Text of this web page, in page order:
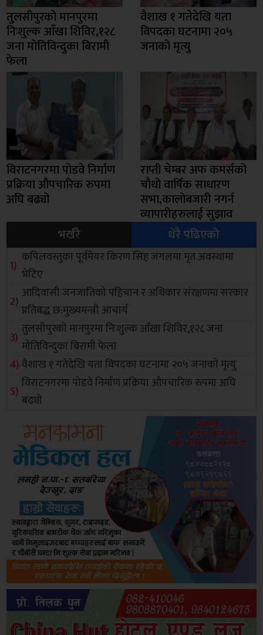
तुलसीपुरको मानपुरमा
निःशुल्क आँखा शिविर,१२८
जना मोतिविन्दुका बिरामी
फेला
वैशाख १ गतेदेखि यता
विपदका घटनामा २०५
जनाको मृत्यु
विराटनगरमा पोडवे निर्माण
प्रक्रिया औपचारिक रुपमा
अघि बढ्यो
राप्ती चेम्बर अफ कमर्सको
चाैथो वार्षिक साधारण
सभा,कालोबजारी नगर्न
व्यापारीहरुलाई सुझाव
भर्खरै
धेरै पढिएको
कपिलवस्तुका पूर्वमेयर किरण सिंह जंगलमा मृत अवस्थामा
भेटिए
आदिवासी जनजातिको पहिचान र अधिकार संरक्षणमा सरकार
प्रतिबद्ध छ:मुख्यमन्त्री आचार्य
तुलसीपुरको मानपुरमा निःशुल्क आँखा शिविर,१२८ जना
मोतिविन्दुका बिरामी फेला
वैशाख १ गतेदेखि यता विपदका घटनामा २०५ जनाको मृत्यु
विराटनगरमा पोडवे निर्माण प्रक्रिया औपचारिक रुपमा अघि
बढ्यो